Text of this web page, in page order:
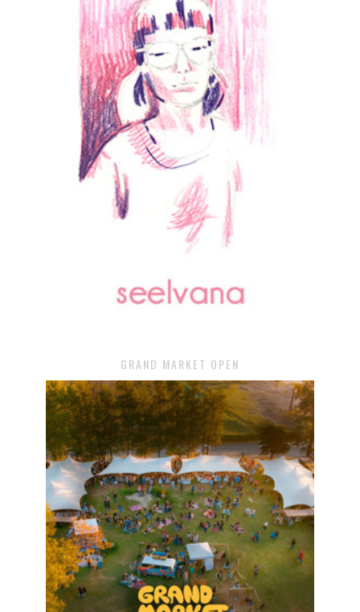
GRAND MARKET OPEN